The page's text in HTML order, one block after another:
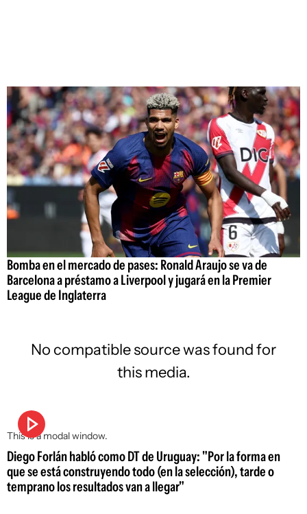
Bomba en el mercado de pases: Ronald Araujo se va de
Barcelona a préstamo a Liverpool y jugará en la Premier
League de Inglaterra
This is a modal window.
No compatible source was found for
this media.
Diego Forlán habló como DT de Uruguay: "Por la forma en
que se está construyendo todo (en la selección), tarde o
temprano los resultados van a llegar"